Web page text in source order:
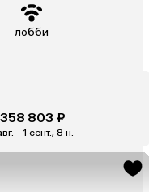
лобби
803 ₽
- 1 сент., 8 н.